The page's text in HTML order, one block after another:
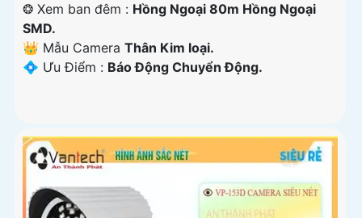
❂ Xem ban đêm : Hồng Ngoại 80m Hồng Ngoại
SMD.
👑 Mẫu Camera Thân Kim loại.
️💠 Ưu Điểm : Báo Động Chuyển Động.